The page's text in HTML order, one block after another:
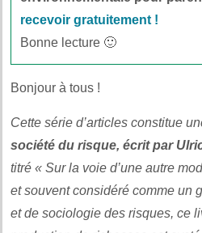
recevoir gratuitement !
Bonne lecture 🙂
Bonjour à tous !
Cette série d’articles constitue
société du risque, écrit par
titré « Sur la voie d’une autre
et souvent considéré comme un
et de sociologie des risques, ce